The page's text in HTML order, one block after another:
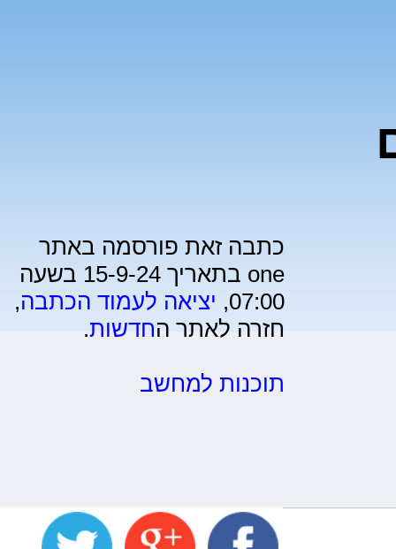
כתבה זאת פורסמה באתר
one בתאריך 15-9-24 בשעה
07:00, יציאה לעמוד הכתבה,
חזרה לאתר החדשות.
תוכנות למחשב